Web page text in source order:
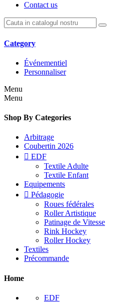
Contact us
Category
Événementiel
Personnaliser
Menu
Menu
Shop By Categories
Arbitrage
Coubertin 2026
 EDF
Textile Adulte
Textile Enfant
Equipements
 Pédagogie
Roues fédérales
Roller Artistique
Patinage de Vitesse
Rink Hockey
Roller Hockey
Textiles
Précommande
Home
EDF